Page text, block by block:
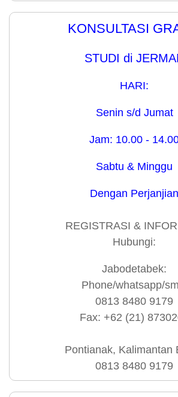
KONSULTASI
STUDI di
HARI:
Senin s/d Jumat
Jam: 10.00 -
Sabtu & Minggu
Dengan Perjanjian
REGISTRASI &
Hubungi:
Jabodetabek:
Phone/whatsapp/
0813 8480 9179
Fax: +62 (21)
Pontianak, Kalimantan
0813 8480 9179